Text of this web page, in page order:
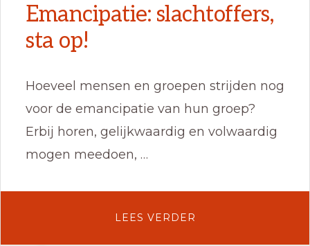
Emancipatie: slachtoffers,
sta op!
Hoeveel mensen en groepen strijden nog
voor de emancipatie van hun groep?
Erbij horen, gelijkwaardig en volwaardig
mogen meedoen, …
LEES VERDER